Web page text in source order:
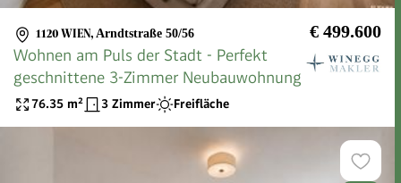
1120 WIEN, Arndtstraße 50/56 € 499.600
Wohnen am Puls der Stadt - Perfekt
geschnittene 3-Zimmer Neubauwohnung
76.35 m² 3 Zimmer Freifläche